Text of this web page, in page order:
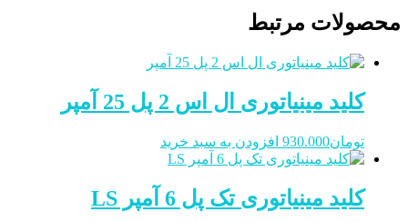
محصولات مرتبط
کلید مینیاتوری ال اس 2 پل 25 آمپر
تومان930.000 افزودن به سبد خرید
کلید مینیاتوری تک پل 6 آمپر LS